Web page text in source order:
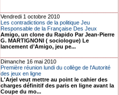
Vendredi 1 octobre 2010
Les contradictions de la politique Jeu
Responsable de la Française Des Jeux
Amigo, un clone du Rapido Par Jean-Pierre
G. MARTIGNONI ( sociologue) Le
lancement d’Amigo, jeu pe...
Dimanche 16 mai 2010
Première réunion lundi du collège de l'Autorité
des jeux en ligne
L'Arjel veut mettre au point le cahier des
charges définitif des paris en ligne avant la
Coupe du mo...